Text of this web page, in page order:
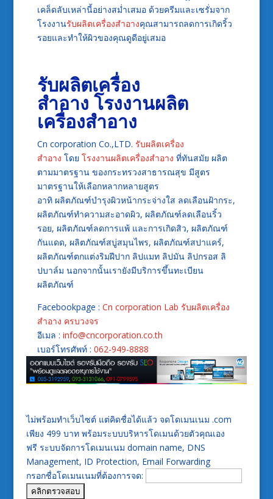
เคล็ดลับเหล่านี้อย่างสม่ำเสมอ ด้วยครีมและเซรั่มจาก
โรงงานรับผลิตเครื่องสำอางคุณสามารถลดการเกิดริ้ว
รอยและทำให้ผิวของคุณดูดีอยู่เสมอ
รับผลิตเครื่อง
สำอาง โรงงานผลิต
เครื่องสำอาง
Cn corporation Co.,LTD. รับผลิตเครื่อง
สำอาง โดย โรงงานผลิตเครื่องสำอาง ที่ทันสมัย ผลิต
ตามมาตรฐาน ของกระทรวงสาธารณสุข มีสูตร
มาตรฐานให้เลือกหลากหลายสูตร
อาทิ ผลิตภัณฑ์บำรุงผิวหน้ากระจ่างใส ลดเลือนฝ้ากระ,
ผลิตภัณฑ์ทำความสะอาดผิว, ผลิตภัณฑ์ลดเลือนริ้ว
รอย, ผลิตภัณฑ์ลดการแพ้ และการเกิดสิว, ผลิตภัณฑ์
กันแดด, ผลิตภัณฑ์สบู่สมุนไพร, ผลิตภัณฑ์สปาแคร์,
ผลิตภัณฑ์ตกแต่งริมฝีปาก ลิปแมท ลิปมัน ลิปกรอส ลิ
ปบาล์ม นอกจากนั้นเรายังมีบริการขึ้นทะเบียน
ผลิตภัณฑ์
Facebookpage : Cn corporation Lab รับผลิตเครื่อง
สำอาง ครบวงจร
อีเมล : info@cncorporation.co.th
เบอร์โทรศัพท์ : 062-949-8888
ไม่พร้อมทำเว็บไซต์ แต่คิดชื่อได้แล้ว จดโดเมนเนม .com
เพียง 499 บาท พร้อมระบบบริหารโดเมนด้วยตัวคุณเอง
ฟรี ระบบจัดการโดเมนเนม domain name, DNS
Management, ID Protection, Email Forwarding
กรอกชื่อโดเมนเนมที่ต้องการจด: